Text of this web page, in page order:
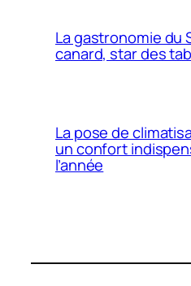
La gastronomie du
canard, star des
La pose de
un confort
l’année